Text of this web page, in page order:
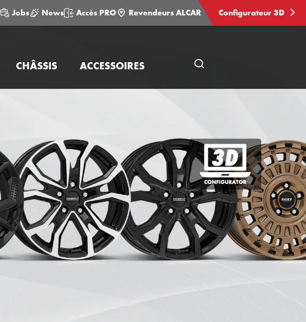
Jobs News Accès PRO Revendeurs ALCAR Configurateur 3D
CHÂSSIS ACCESSOIRES
une
Configurateur
3D